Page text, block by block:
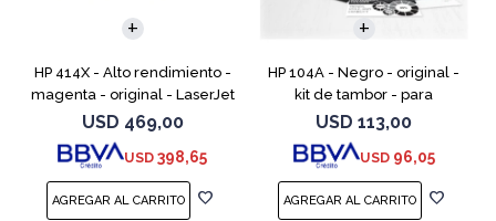
HP 414X - Alto rendimiento -
magenta - original - LaserJet
- cartucho de tóner (W2023X)
- para Color LaserJet
Enterprise M455, M
USD 469,00
USD 398,65
HP 104A - Negro - original -
kit de tambor - para
Neverstop Laser 1000a,
1000n, 1000w, MFP 1200a, MFP
1200n, MFP 1200nw, MFP 120
USD 113,00
USD 96,05